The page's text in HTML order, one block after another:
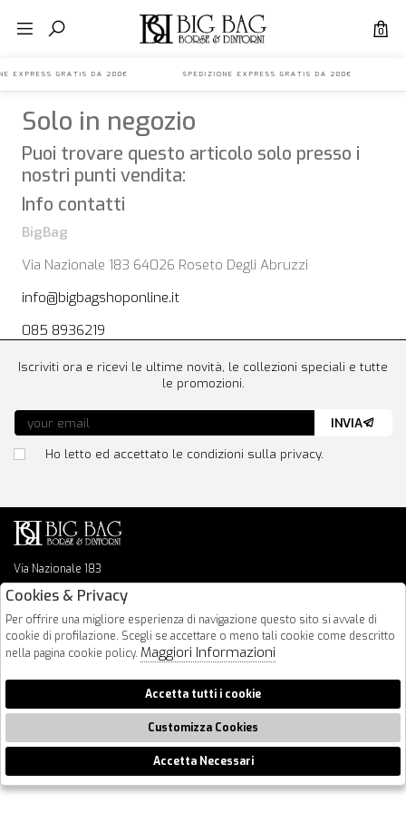
0
EXPRESS GRATIS DA 200€ SPEDIZIONE EXPRESS GRATIS DA
Solo in negozio
Puoi trovare questo articolo solo presso i
nostri punti vendita:
Info contatti
BigBag
Via Nazionale 183 64026 Roseto Degli Abruzzi
info@bigbagshoponline.it
085 8936219
Via Nazionale 183
64026 Roseto Degli Abruzzi
info@bigbagshoponline.it
follow us
Iscriviti ora e ricevi le ultime novità, le collezioni speciali e tutte
le promozioni.
Ho letto ed accettato le condizioni sulla privacy.
INVIA
2026 BigBag - P.iva : 00916940679 Powered by
🍪
Cookies & Privacy
Per offrire una migliore esperienza di navigazione questo sito si avvale di
cookie di profilazione. Scegli se accettare o meno tali cookie come descritto
nella pagina cookie policy. Maggiori Informazioni
Accetta tutti i cookie
Customizza Cookies
Accetta Necessari